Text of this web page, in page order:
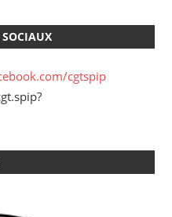
SOCIAUX
cgtspip